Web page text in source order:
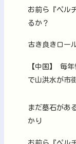
お前ら『ペル
るか？
古き良きロー
【中国】 毎
で山洪水が市
まだ墓石があ
かり